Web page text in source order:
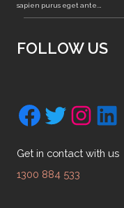
sapien purus eget ante.…
FOLLOW US
Facebook Twitter Instagram LinkedIn
Get in contact with us
1300 884 533